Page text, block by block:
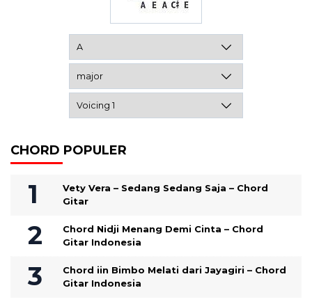
CHORD POPULER
Vety Vera – Sedang Sedang Saja – Chord
Gitar
Chord Nidji Menang Demi Cinta – Chord
Gitar Indonesia
Chord iin Bimbo Melati dari Jayagiri – Chord
Gitar Indonesia